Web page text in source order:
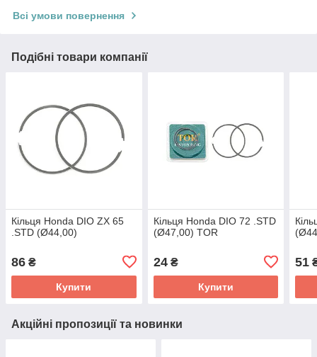
Всі умови повернення
Подібні товари компанії
Кільця Honda DIO ZX 65
.STD (Ø44,00)
86 ₴
Купити
Кільця Honda DIO 72 .STD
(Ø47,00) TOR
24₴
Купити
51
Акційні пропозиції та новинки